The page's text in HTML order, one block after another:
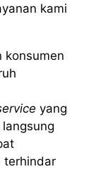
kami
konsumen
yang
terhindar